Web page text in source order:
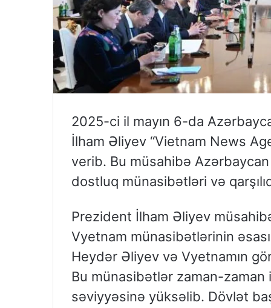
2025-ci il mayın 6-da
İlham Əliyev “Vietnam News
verib. Bu müsahibə
dostluq münasibətləri və
Prezident İlham Əliyev
Vyetnam münasibətlərinin
Heydər Əliyev və Vyetnamın
Bu münasibətlər zaman-
səviyyəsinə yüksəlib. Dövlət